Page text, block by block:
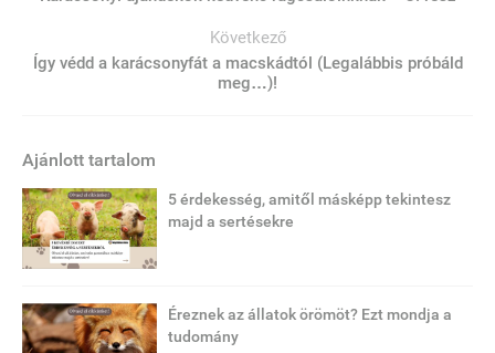
Következő
Így védd a karácsonyfát a macskádtól (Legalábbis próbáld
meg…)!
Ajánlott tartalom
5 érdekesség, amitől másképp tekintesz
majd a sertésekre
Éreznek az állatok örömöt? Ezt mondja a
tudomány